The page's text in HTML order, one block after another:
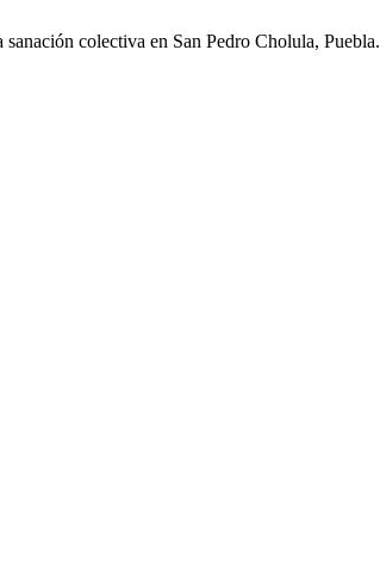
colectiva en San Pedro Cholula, Puebla.